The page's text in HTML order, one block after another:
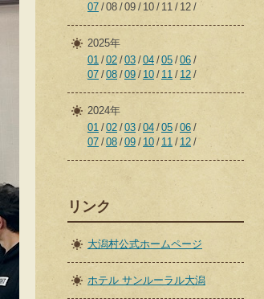
07 08 09 10 11 12
2025年
01 02 03 04 05 06
07 08 09 10 11 12
2024年
01 02 03 04 05 06
07 08 09 10 11 12
リンク
大潟村公式ホームページ
ホテル サンルーラル大潟